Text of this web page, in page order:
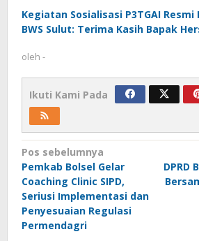
Kegiatan Sosialisasi P3TGAI Resmi
BWS Sulut: Terima Kasih Bapak
oleh -
Ikuti Kami Pada
Navigasi
pos
Pos sebelumnya
Pemkab Bolsel Gelar
Coaching Clinic SIPD,
Seriusi Implementasi dan
Penyesuaian Regulasi
Permendagri
DPRD